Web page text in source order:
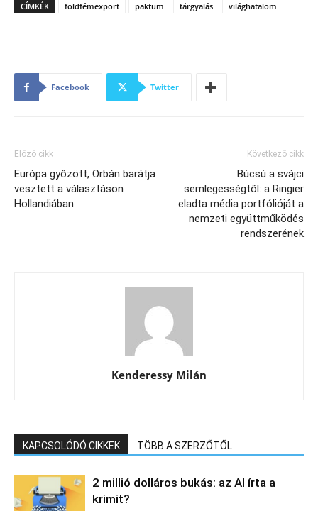
CÍMKÉK földfémexport paktum tárgyalás világhatalom
Facebook Twitter
Előző cikk
Európa győzött, Orbán barátja
vesztett a választáson
Hollandiában
Következő cikk
Búcsú a svájci
semlegességtől: a Ringier
eladta média portfólióját a
nemzeti együttműködés
rendszerének
Kenderessy Milán
KAPCSOLÓDÓ CIKKEK TÖBB A SZERZŐTŐL
2 millió dolláros bukás: az AI írta a
krimit?